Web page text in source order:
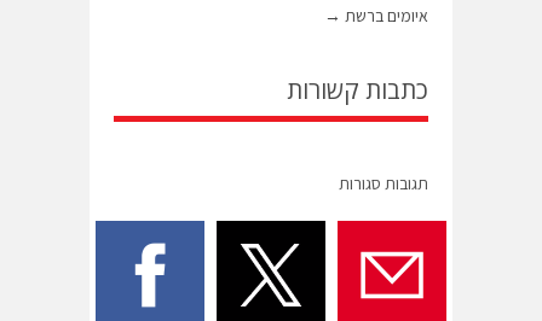
איומים ברשת →
כתבות קשורות
תגובות סגורות